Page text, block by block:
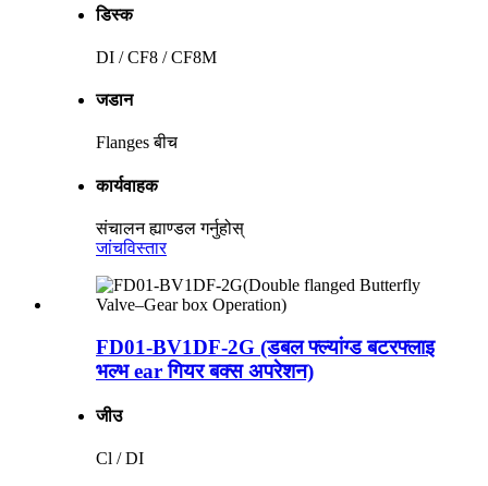
डिस्क
DI / CF8 / CF8M
जडान
Flanges बीच
कार्यवाहक
संचालन ह्याण्डल गर्नुहोस्
जांचविस्तार
FD01-BV1DF-2G (डबल फ्ल्यांग्ड बटरफ्लाइ
भल्भ ear गियर बक्स अपरेशन)
जीउ
Cl / DI